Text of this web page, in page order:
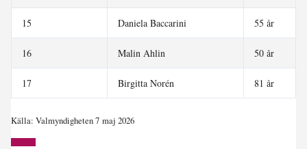
15 Daniela Baccarini 55 år
16 Malin Ahlin 50 år
17 Birgitta Norén 81 år
Källa: Valmyndigheten 7 maj 2026